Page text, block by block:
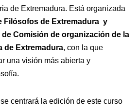
de Extremadura. Está organizada
Filósofos de Extremadura y
Comisión de organización de la
de Extremadura, con la que
una visión más abierta y
centrará la edición de este curso